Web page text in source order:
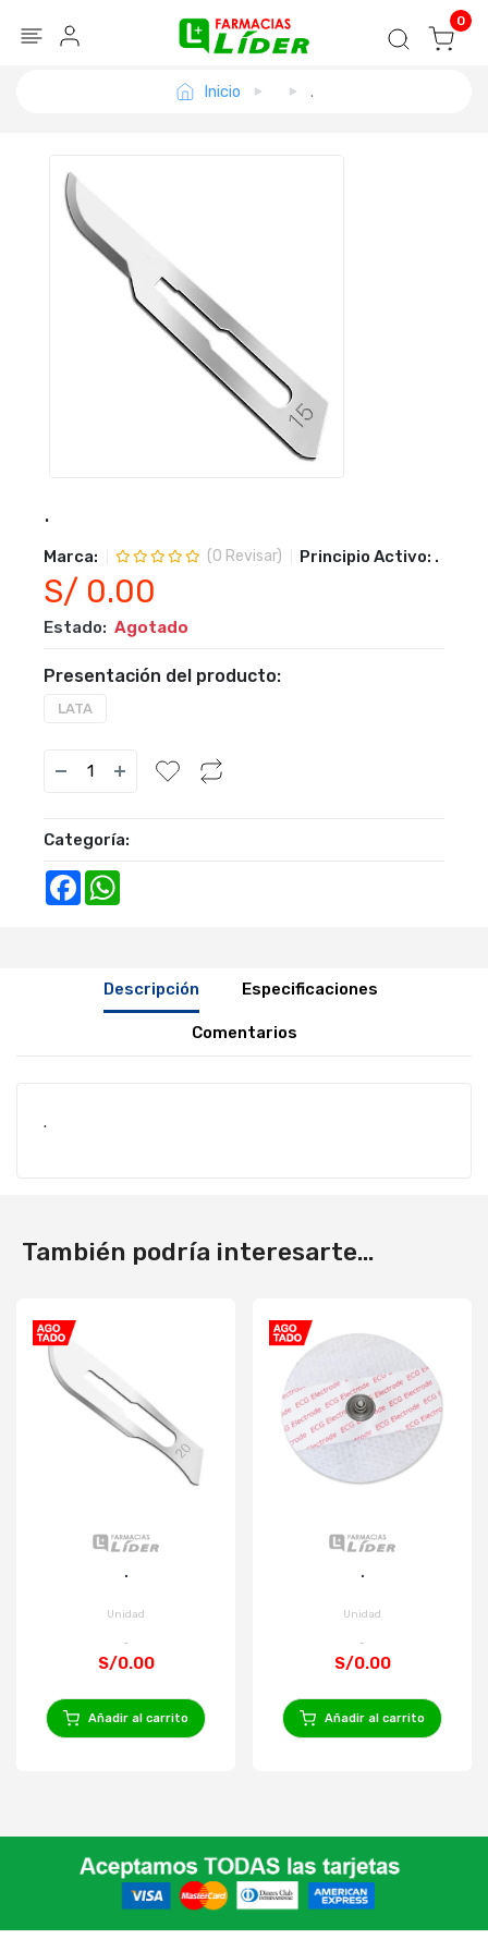
Seguir mi pedido 0
Inicio .
.
Marca: (0 Revisar) Principio Activo: .
S/ 0.00
Estado: Agotado
Presentación del producto:
LATA
Categoría:
Facebook
Descripción Especificaciones
Comentarios
.
También podría interesarte...
.
Unidad
S/0.00
Añadir al carrito
.
Unidad
S/0.00
Añadir al carrito